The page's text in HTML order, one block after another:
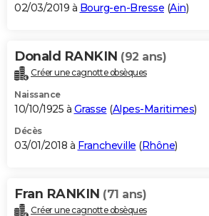
S'inscrire
Se connecter
Lycées
Collèges
Primaires
Universités
Entreprises
Service militaire
Avis de recherche
AVIS DE DÉCÈS
Bricolage
Lifestyle
Culture
Sport
Auto
Television
Voyage
Cinema
02/03/2019 à Bourg-en-Bresse (Ain)
Donald RANKIN (92 ans)
Créer une cagnotte obsèques
Naissance
10/10/1925 à Grasse (Alpes-Maritimes)
Décès
03/01/2018 à Francheville (Rhône)
Fran RANKIN (71 ans)
Créer une cagnotte obsèques